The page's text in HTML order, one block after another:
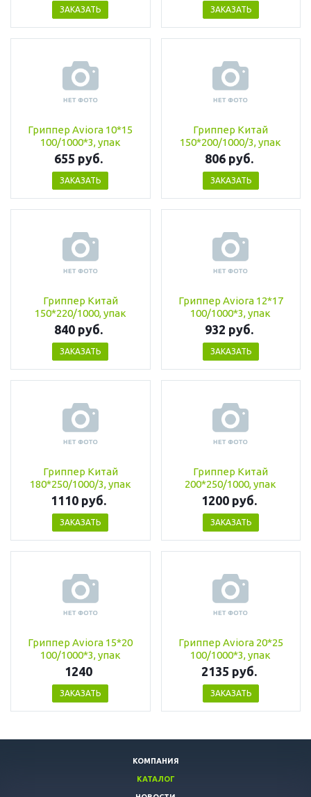
ЗАКАЗАТЬ ЗАКАЗАТЬ
Гриппер Aviora 10*15
100/1000*3, упак
655 руб.
ЗАКАЗАТЬ
Гриппер Китай
150*200/1000/3, упак
806 руб.
ЗАКАЗАТЬ
Гриппер Китай
150*220/1000, упак
840 руб.
ЗАКАЗАТЬ
Гриппер Aviora 12*17
100/1000*3, упак
932 руб.
ЗАКАЗАТЬ
Гриппер Китай
180*250/1000/3, упак
1110 руб.
ЗАКАЗАТЬ
Гриппер Китай
200*250/1000, упак
1200 руб.
ЗАКАЗАТЬ
Гриппер Aviora 15*20
100/1000*3, упак
1240
ЗАКАЗАТЬ
Гриппер Aviora 20*25
100/1000*3, упак
2135 руб.
ЗАКАЗАТЬ
КОМПАНИЯ
КАТАЛОГ